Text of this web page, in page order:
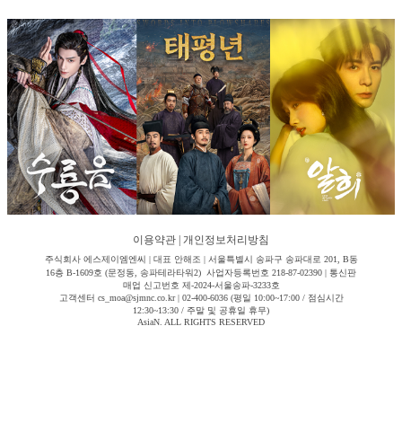
이용약관 개인정보처리방침
주식회사 에스제이엠엔씨 | 대표 안해조 | 서울특별시 송파구 송파대로 201, B동
16층 B-1609호 (문정동, 송파테라타워2) 사업자등록번호 218-87-02390 | 통신판
매업 신고번호 제-2024-서울송파-3233호
고객센터 cs_moa@sjmnc.co.kr | 02-400-6036 (평일 10:00~17:00 / 점심시간
12:30~13:30 / 주말 및 공휴일 휴무)
AsiaN. ALL RIGHTS RESERVED